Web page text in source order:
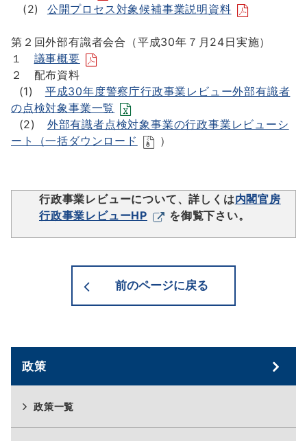
(2) 公開プロセス対象候補事業説明資料
第２回外部有識者会合（平成30年７月24日実施）
１ 議事概要
２ 配布資料
(1) 平成30年度警察庁行政事業レビュー外部有識者
の点検対象事業一覧
(2) 外部有識者点検対象事業の行政事業レビューシ
ート（一括ダウンロード
）
行政事業レビューについて、詳しくは内閣官房
行政事業レビューHP
を御覧下さい。
前のページに戻る
政策
政策一覧